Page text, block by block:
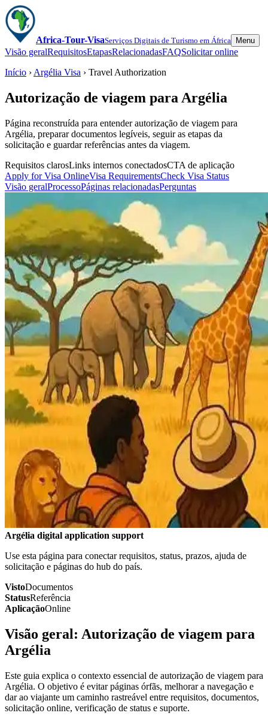
Africa-Tour-VisaServiços Digitais de Turismo em África Menu
Visão geralRequisitosEtapasRelacionadasFAQSolicitar online
Início › Argélia Visa › Travel Authorization
Autorização de viagem para Argélia
Página reconstruída para entender autorização de viagem para
Argélia, preparar documentos legíveis, seguir as etapas da
solicitação e guardar referências antes da viagem.
Requisitos clarosLinks internos conectadosCTA de aplicação
Apply for Visa OnlineVisa RequirementsCheck Visa Status
Visão geralProcessoPáginas relacionadasPerguntas
Argélia digital application support
Use esta página para conectar requisitos, status, prazos, ajuda de
solicitação e páginas do hub do país.
VistoDocumentos
StatusReferência
AplicaçãoOnline
Visão geral: Autorização de viagem para
Argélia
Este guia explica o contexto essencial de autorização de viagem para
Argélia. O objetivo é evitar páginas órfãs, melhorar a navegação e
dar ao viajante um caminho rastreável entre requisitos, documentos,
solicitação online, verificação de status e suporte.